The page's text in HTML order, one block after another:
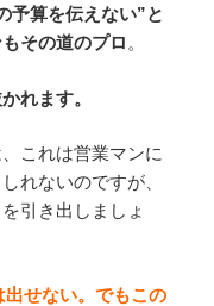
予算を伝えない”と
その道のプロ 。
れます。
これは営業マンに
れないのですが、
引き出しましょ
出せない。でもこの